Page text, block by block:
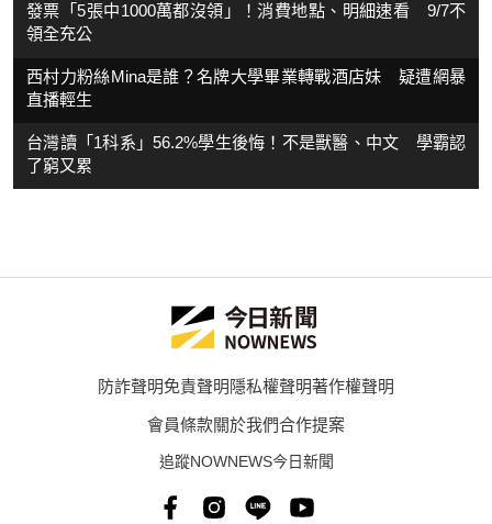
發票「5張中1000萬都沒領」！消費地點、明細速看 9/7不
領全充公
西村力粉絲Mina是誰？名牌大學畢業轉戰酒店妹 疑遭網暴
直播輕生
台灣讀「1科系」56.2%學生後悔！不是獸醫、中文 學霸認
了窮又累
防詐聲明免責聲明隱私權聲明著作權聲明
會員條款關於我們合作提案
追蹤NOWNEWS今日新聞